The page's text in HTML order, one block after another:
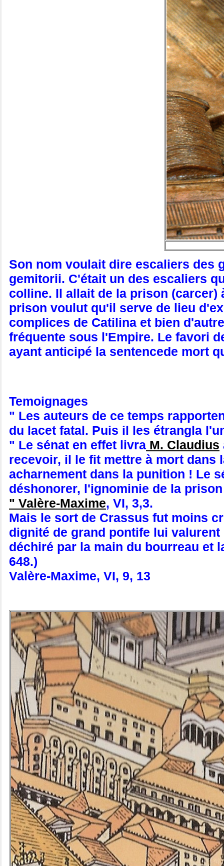
Son nom voulait dire escaliers des
gemitorii. C'était un des escaliers
colline. Il allait de la prison (carcer)
prison voulut qu'il serve de lieu
complices de Catilina et bien
fréquente sous l'Empire. Le favori
ayant anticipé la sentencede mort
Temoignages
" Les auteurs de ce temps
du lacet fatal. Puis il les étrangla
" Le sénat en effet livra M. Claudius
recevoir, il le fit mettre à mort dans
acharnement dans la punition ! Le
déshonorer, l'ignominie de la
" Valère-Maxime, VI, 3,3.
Mais le sort de Crassus fut moins
dignité de grand pontife lui
déchiré par la main du bourreau et
648.)
Valère-Maxime, VI, 9, 13